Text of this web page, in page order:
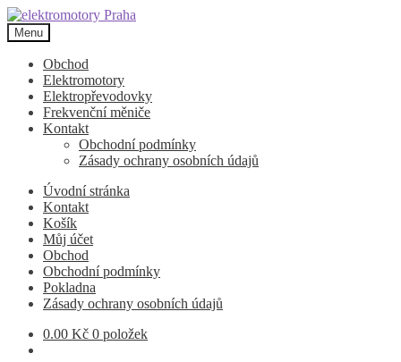
Přeskočit
na
navigaci
Přejít
k
obsahu
webu
Menu
Obchod
Elektromotory
Elektropřevodovky
Frekvenční měniče
Kontakt
Obchodní podmínky
Zásady ochrany osobních údajů
Úvodní stránka
Kontakt
Košík
Můj účet
Obchod
Obchodní podmínky
Pokladna
Zásady ochrany osobních údajů
0.00 Kč 0 položek